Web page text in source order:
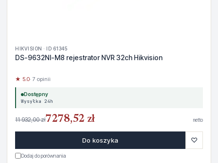
HIKVISION · ID 61345
DS-9632NI-M8 rejestrator NVR 32ch Hikvision
★ 5.0· 7 opinii
Dostępny
Wysyłka 24h
11 932,00 zł7278,52 zł netto
Do koszyka ♡
Dodaj do porównania